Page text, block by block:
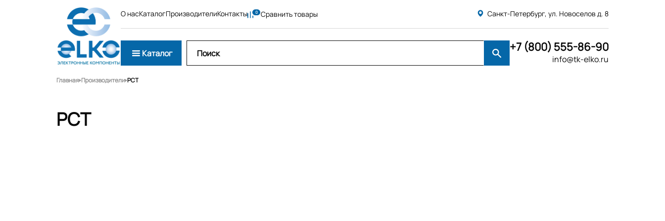
О насКаталогПроизводителиКонтакты Сравнить товары Санкт-Петербург, ул. Новоселов д. 8
Каталог +7 (800) 555-86-90
info@tk-elko.ru
Главная Производители PCT
PCT